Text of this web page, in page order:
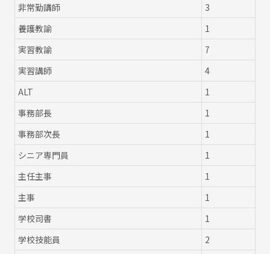
非常勤講師
3
養護教諭
1
実習教諭
7
実習講師
4
ALT
1
事務部長
1
事務部次長
1
シニア専門員
1
主任主事
1
主事
1
学校司書
1
学校技能員
2